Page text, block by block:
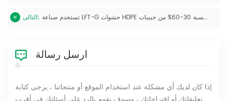
التالى: تستخدم صناعة LFT-G حشوات HDPE بنسبة 30-60% من حبيبات LGF عالية المتانة بقطر 12 مم، عينة مجانية
ارسل رسالة
إذا كان لديك أي مشكلة عند استخدام الموقع أو منتجاتنا ، يرجى كتابة